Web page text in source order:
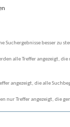
Suchergebnisse besser zu
alle Treffer angezeigt,
angezeigt, die alle
nur Treffer angezeigt, die